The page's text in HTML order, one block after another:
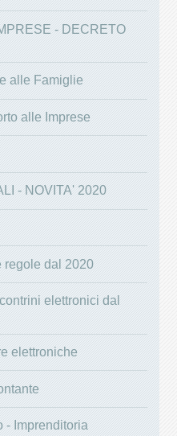
- DECRETO
alle Famiglie
alle Imprese
- NOVITA' 2020
regole dal 2020
elettronici dal
elettroniche
- Imprenditoria